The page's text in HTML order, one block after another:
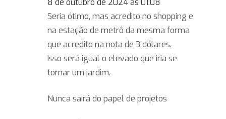
Seria ótimo, mas acredito no shopping e
na estação de metrô da mesma forma
que acredito na nota de 3 dólares.
Isso será igual o elevado que iria se
tornar um jardim.
Nunca sairá do papel de projetos